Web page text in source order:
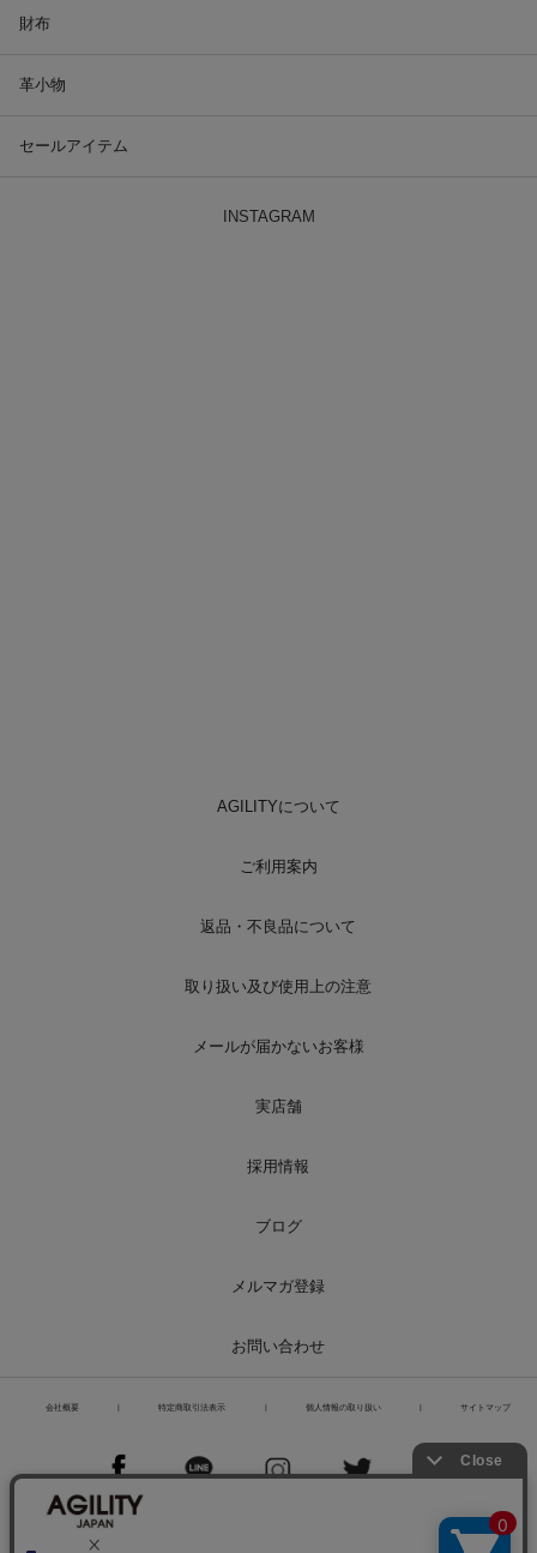
財布
革小物
セールアイテム
INSTAGRAM
AGILITYについて
ご利用案内
返品・不良品について
取り扱い及び使用上の注意
メールが届かないお客様
実店舗
採用情報
ブログ
メルマガ登録
お問い合わせ
会社概要 特定商取引法表示 個人情報の取り扱い サイトマップ